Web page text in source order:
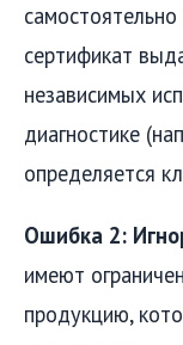
сертификат
независимых
диагностике
определяется
Ошибка 2:
имеют
продукцию,